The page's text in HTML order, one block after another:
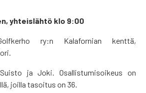
yhteislähtö klo 9:00
ry:n Kalafornian kenttä,
ja Joki. Osallistumisoikeus on
joilla tasoitus on 36.